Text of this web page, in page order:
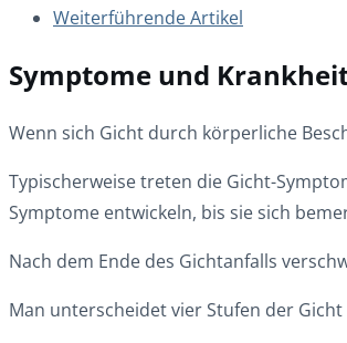
Weiterführende Artikel
Symptome und
Wenn sich Gicht durch körperliche
Typischerweise treten die Gicht-
Symptome entwickeln, bis sie sich
Nach dem Ende des Gichtanfalls
Man unterscheidet vier Stufen der